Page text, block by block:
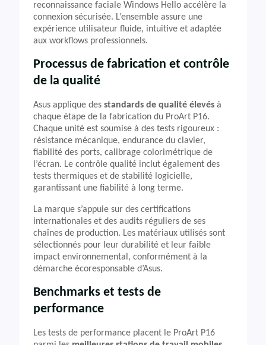
reconnaissance faciale Windows Hello accélère la
connexion sécurisée. L’ensemble assure une
expérience utilisateur fluide, intuitive et adaptée
aux workflows professionnels.
Processus de fabrication et contrôle
de la qualité
Asus applique des standards de qualité élevés à
chaque étape de la fabrication du ProArt P16.
Chaque unité est soumise à des tests rigoureux :
résistance mécanique, endurance du clavier,
fiabilité des ports, calibrage colorimétrique de
l’écran. Le contrôle qualité inclut également des
tests thermiques et de stabilité logicielle,
garantissant une fiabilité à long terme.
La marque s’appuie sur des certifications
internationales et des audits réguliers de ses
chaînes de production. Les matériaux utilisés sont
sélectionnés pour leur durabilité et leur faible
impact environnemental, conformément à la
démarche écoresponsable d’Asus.
Benchmarks et tests de
performance
Les tests de performance placent le ProArt P16